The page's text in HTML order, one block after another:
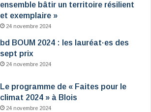
ensemble bâtir un territoire résilient
et exemplaire »
24 novembre 2024
bd BOUM 2024 : les lauréat·es des
sept prix
24 novembre 2024
Le programme de « Faites pour le
climat 2024 » à Blois
24 novembre 2024